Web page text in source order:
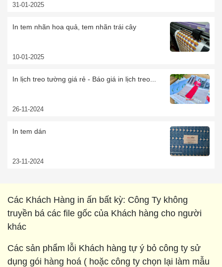
31-01-2025
In tem nhãn hoa quả, tem nhãn trái cây
10-01-2025
In lịch treo tường giá rẻ - Báo giá in lịch treo...
26-11-2024
In tem dán
23-11-2024
Các Khách Hàng in ấn bất kỳ: Công Ty không
truyền bá các file gốc của Khách hàng cho người
khác
Các sản phẩm lỗi Khách hàng tự ý bỏ công ty sử
dụng gói hàng hoá ( hoặc công ty chọn lại làm mẫu